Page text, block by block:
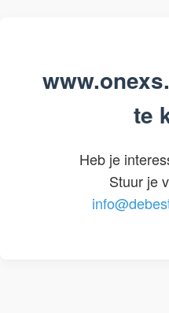
te
Heb je
Stuur je